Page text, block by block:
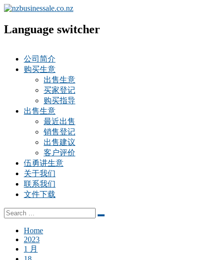
Language switcher
公司简介
购买生意
出售生意
买家登记
购买指导
出售生意
最近出售
销售登记
出售建议
客户评价
伍勇讲生意
关于我们
联系我们
文件下载
Home
2023
1 月